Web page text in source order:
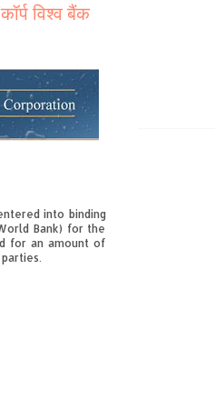
विश्व बैंक
into binding
Bank) for the
for an amount of